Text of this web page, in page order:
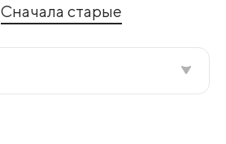
Сначала старые